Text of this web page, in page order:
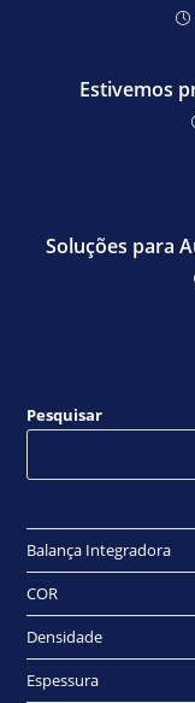
Estivemos
Soluções para
Pesquisar
Balança Integradora
COR
Densidade
Espessura